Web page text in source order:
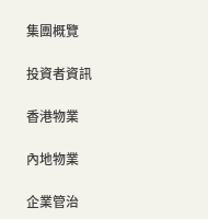
集團概覽
集團架構
我們的創辦人
50周年
內地業務
投資者資訊
股東週年大會文件
中期報告/年報及可持續發展報告
以電子方式發布公司通訊之安排
香港物業
其他物業
香港出租物業
內地物業
內地出租物業
企業管治